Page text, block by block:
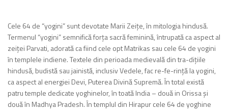
Cele 64 de “yogini” sunt devotate Marii Zeițe, în mitologia hindusă.
Termenul “yogini” semnifică forța sacră feminină, întrupată ca aspect al
zeiței Parvati, adorată ca fiind cele opt Matrikas sau cele 64 de yogini
în templele indiene. Textele din perioada medievală din tra-dițiile
hindusă, budistă sau jainistă, inclusiv Vedele, fac re-fe-rință la yogini,
ca aspect al energiei Devi, Puterea Divină Supremă. În total există
patru temple dedicate yoghinelor, în toată India – două in Orissa și
două în Madhya Pradesh. În templul din Hirapur cele 64 de yoghine